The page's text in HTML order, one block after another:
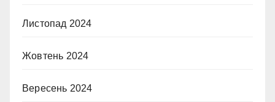
Листопад 2024
Жовтень 2024
Вересень 2024